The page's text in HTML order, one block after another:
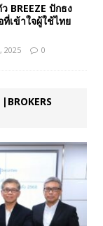
BREEZE ปักธง
ที่เข้าใจผู้ใช้ไทย
2025 0